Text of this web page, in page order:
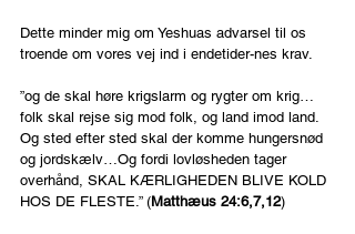
Dette minder mig om Yeshuas advarsel til os
troende om vores vej ind i endetider-nes krav.
”og de skal høre krigslarm og rygter om krig…
folk skal rejse sig mod folk, og land imod land.
Og sted efter sted skal der komme hungersnød
og jordskælv…Og fordi lovløsheden tager
overhånd, SKAL KÆRLIGHEDEN BLIVE KOLD
HOS DE FLESTE.” (Matthæus 24:6,7,12)